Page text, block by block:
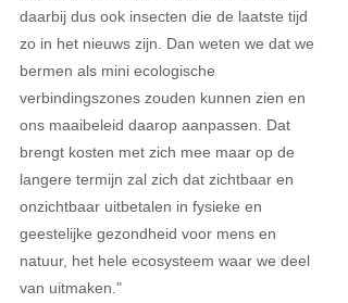
daarbij dus ook insecten die de laatste tijd
zo in het nieuws zijn. Dan weten we dat we
bermen als mini ecologische
verbindingszones zouden kunnen zien en
ons maaibeleid daarop aanpassen. Dat
brengt kosten met zich mee maar op de
langere termijn zal zich dat zichtbaar en
onzichtbaar uitbetalen in fysieke en
geestelijke gezondheid voor mens en
natuur, het hele ecosysteem waar we deel
van uitmaken."